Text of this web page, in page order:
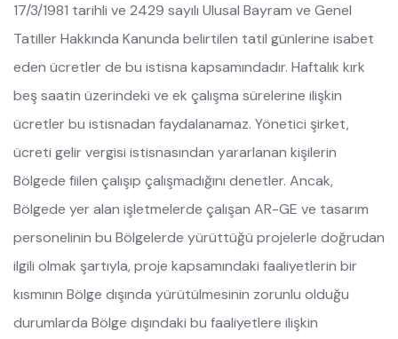
17/3/1981 tarihli ve 2429 sayılı Ulusal Bayram ve Genel
Tatiller Hakkında Kanunda belirtilen tatil günlerine isabet
eden ücretler de bu istisna kapsamındadır. Haftalık kırk
beş saatin üzerindeki ve ek çalışma sürelerine ilişkin
ücretler bu istisnadan faydalanamaz. Yönetici şirket,
ücreti gelir vergisi istisnasından yararlanan kişilerin
Bölgede fiilen çalışıp çalışmadığını denetler. Ancak,
Bölgede yer alan işletmelerde çalışan AR-GE ve tasarım
personelinin bu Bölgelerde yürüttüğü projelerle doğrudan
ilgili olmak şartıyla, proje kapsamındaki faaliyetlerin bir
kısmının Bölge dışında yürütülmesinin zorunlu olduğu
durumlarda Bölge dışındaki bu faaliyetlere ilişkin